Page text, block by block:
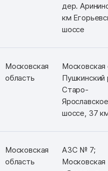
дер.
км
шоссе
Московская
область
Московская
Пушкинский
Старо-
Ярославское
шоссе, 37
Московская
область
АЗС № 7;
Московская